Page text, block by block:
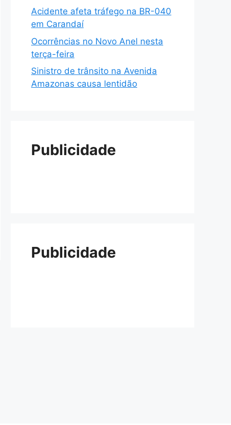
Acidente afeta tráfego na BR-040
em Carandaí
Ocorrências no Novo Anel nesta
terça-feira
Sinistro de trânsito na Avenida
Amazonas causa lentidão
Publicidade
Publicidade